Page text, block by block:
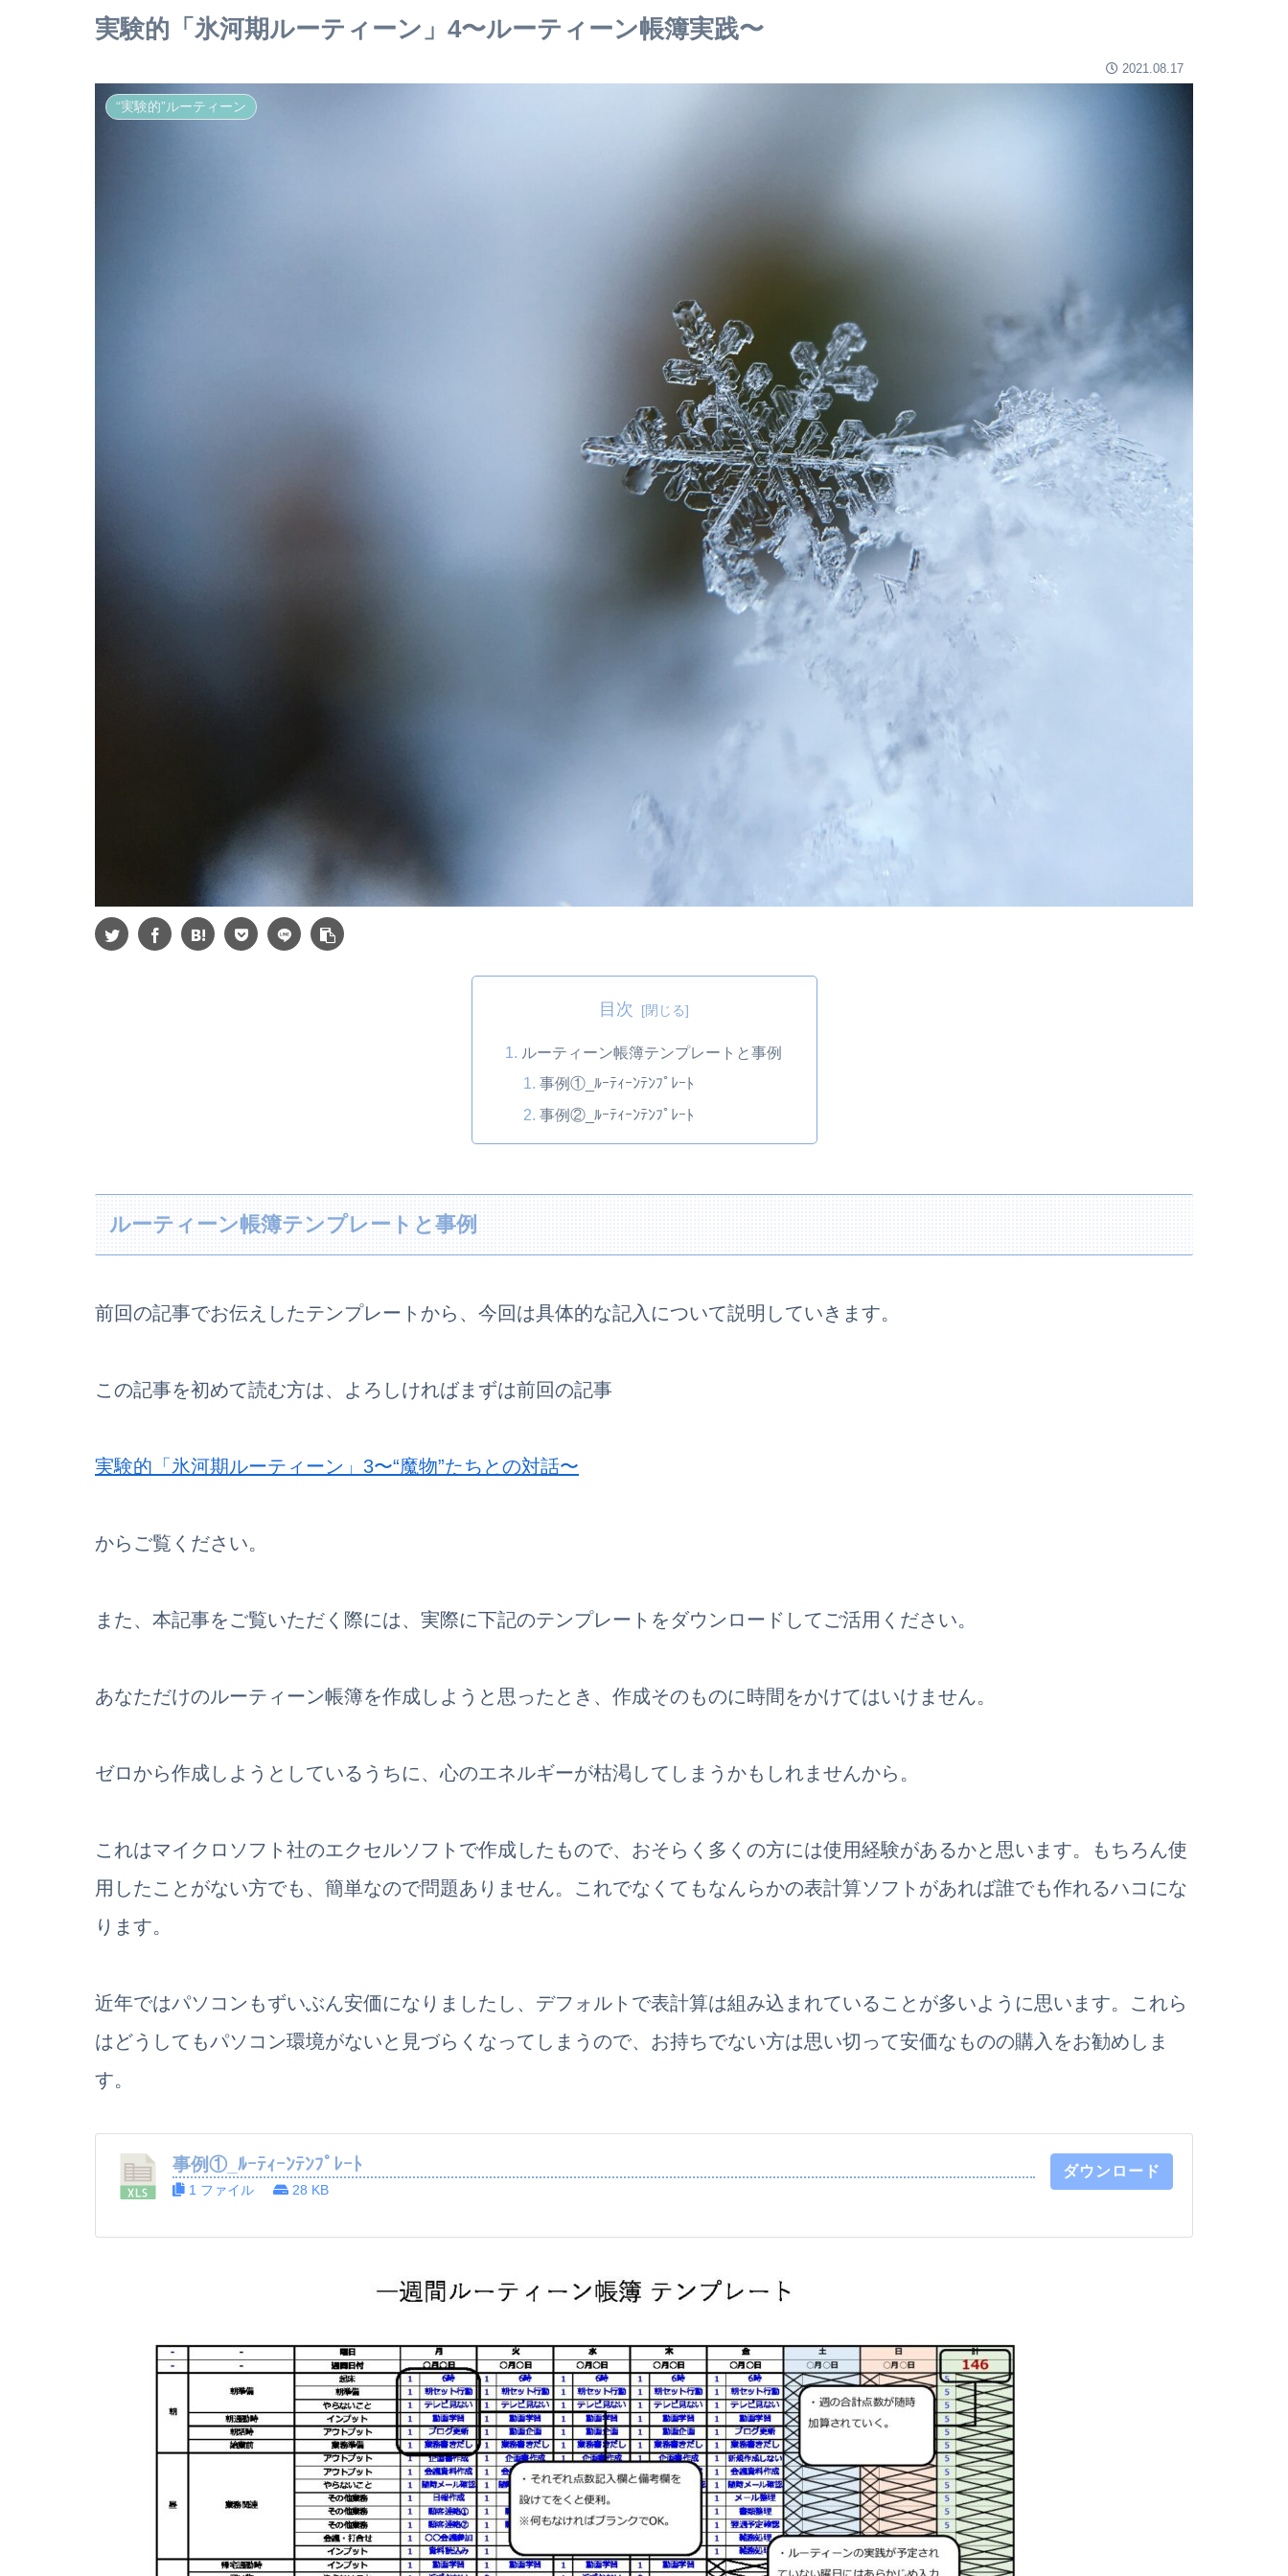
実験的「氷河期ルーティーン」4〜ルーティーン帳簿実践〜
2021.08.17
“実験的”ルーティーン
目次
ルーティーン帳簿テンプレートと事例
事例①_ﾙｰﾃｨｰﾝﾃﾝﾌﾟﾚｰﾄ
事例②_ﾙｰﾃｨｰﾝﾃﾝﾌﾟﾚｰﾄ
ルーティーン帳簿テンプレートと事例
前回の記事でお伝えしたテンプレートから、今回は具体的な記入について説明していきます。
この記事を初めて読む方は、よろしければまずは前回の記事
実験的「氷河期ルーティーン」3〜“魔物”たちとの対話〜
からご覧ください。
また、本記事をご覧いただく際には、実際に下記のテンプレートをダウンロードしてご活用ください。
あなただけのルーティーン帳簿を作成しようと思ったとき、作成そのものに時間をかけてはいけません。
ゼロから作成しようとしているうちに、心のエネルギーが枯渇してしまうかもしれませんから。
これはマイクロソフト社のエクセルソフトで作成したもので、おそらく多くの方には使用経験があるかと思います。もちろん使
用したことがない方でも、簡単なので問題ありません。これでなくてもなんらかの表計算ソフトがあれば誰でも作れるハコにな
ります。
近年ではパソコンもずいぶん安価になりましたし、デフォルトで表計算は組み込まれていることが多いように思います。これら
はどうしてもパソコン環境がないと見づらくなってしまうので、お持ちでない方は思い切って安価なものの購入をお勧めしま
す。
事例①_ﾙｰﾃｨｰﾝﾃﾝﾌﾟﾚｰﾄ
1 ファイル 28 KB
ダウンロード